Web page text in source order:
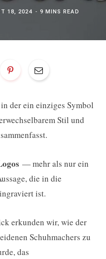
18, 2024 9 MINS READ
der ein einziges Symbol
Stil und
— mehr als nur ein
die in die
ist.
erkunden wir, wie der
Schuhmachers zu
das